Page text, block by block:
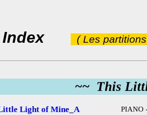
Index ( Les
~~ This
Light of Mine_A PIANO